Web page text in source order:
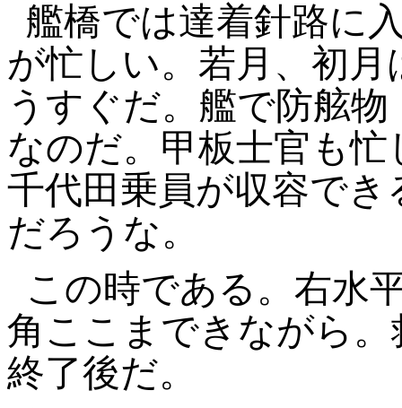
艦橋では達着針路に
が忙しい。若月、初
うすぐだ。艦で防舷物
なのだ。甲板士官も
千代田乗員が収容で
だろうな。
この時である。右水
角ここまできながら
終了後だ。